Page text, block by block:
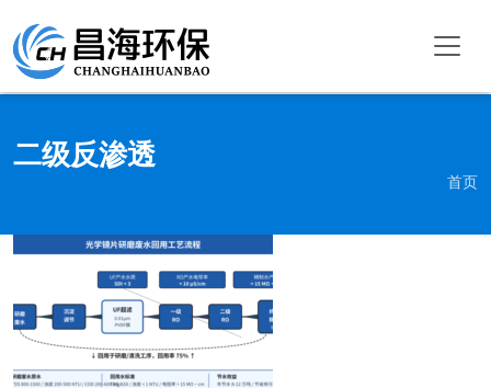
二级反渗透
首页